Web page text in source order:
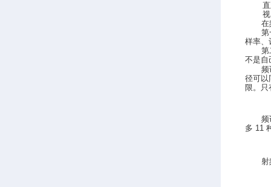
在
第
样率、
第
不是自
频
径可以
限。只
频
多 11
射